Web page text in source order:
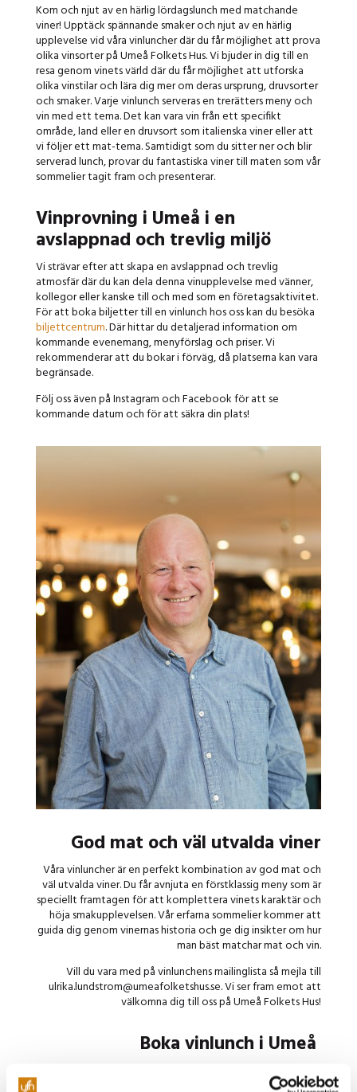
Kom och njut av en härlig lördagslunch med matchande
viner!Upptäck spännande smaker och njut av en härlig
upplevelse vid våra vinluncher där du får möjlighet att prova
olika vinsorter på Umeå Folkets Hus. Vi bjuder in dig till en
resa genom vinets värld där du får möjlighet att utforska
olika vinstilar och lära dig mer om deras ursprung, druvsorter
och smaker.Varje vinlunch serveras en trerätters meny och
vin med ett tema. Det kan vara vin från ett specifikt
område, land eller en druvsort som italienska viner eller att
vi följer ett mat-tema. Samtidigt som du sitter ner och blir
serverad lunch, provar du fantastiska viner till maten som vår
sommelier tagit fram och presenterar.
Vinprovning i Umeå i en
avslappnad och trevlig miljö
Vi strävar efter att skapa en avslappnad och trevlig
atmosfär där du kan dela denna vinupplevelse med vänner,
kollegor eller kanske till och med som en företagsaktivitet.
För att boka biljetter till en vinlunch hos oss kan du besöka
biljettcentrum. Där hittar du detaljerad information om
kommande evenemang, menyförslag och priser. Vi
rekommenderar att du bokar i förväg, då platserna kan vara
begränsade.
Följ oss även på Instagram och Facebook för att se
kommande datum och för att säkra din plats!
God mat och väl utvalda viner
Våra vinluncher är en perfekt kombination av god mat och
väl utvalda viner. Du får avnjuta en förstklassig meny som är
speciellt framtagen för att komplettera vinets karaktär och
höja smakupplevelsen. Vår erfarna sommelier kommer att
guida dig genom vinernas historia och ge dig insikter om hur
man bäst matchar mat och vin.
Vill du vara med på vinlunchens mailinglista så mejla till
ulrika.lundstrom@umeafolketshus.se. Vi ser fram emot att
välkomna dig till oss på Umeå Folkets Hus!
Boka vinlunch i Umeå
Missa inte Umeås bästa vinlunch! Vi ser fram emot att
välkomna dig till en härlig upplevelse fylld med vin, mat och